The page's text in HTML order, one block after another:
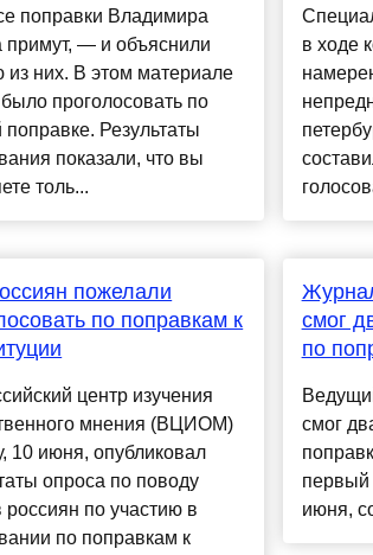
поправки Владимира
примут, — и объяснили
из них. В этом материале
проголосовать по
поправке. Результаты
показали, что вы
толь...
пожелали
по поправкам к
центр изучения
мнения (ВЦИОМ)
10 июня, опубликовал
опроса по поводу
россиян по участию в
по поправкам к
в ходе
смог
по
смог
первый
июня,